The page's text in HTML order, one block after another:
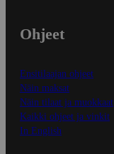
Ohjeet
Ensitilaajan ohjeet
Näin maksat
Näin tilaat ja muokkaat
Kaikki ohjeet ja vinkit
In English